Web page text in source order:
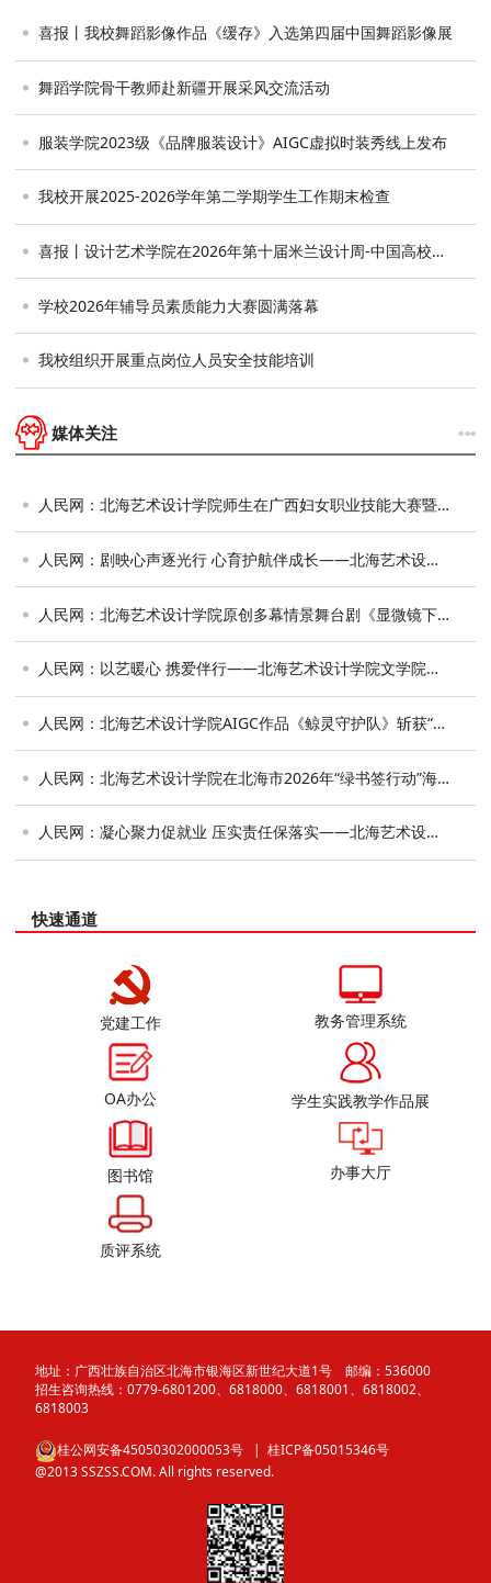
喜报丨我校舞蹈影像作品《缓存》入选第四届中国舞蹈影像展
舞蹈学院骨干教师赴新疆开展采风交流活动
服装学院2023级《品牌服装设计》AIGC虚拟时装秀线上发布
我校开展2025-2026学年第二学期学生工作期末检查
喜报丨设计艺术学院在2026年第十届米兰设计周-中国高校设计学科师生优秀作品展获佳绩
学校2026年辅导员素质能力大赛圆满落幕
我校组织开展重点岗位人员安全技能培训
媒体关注 ···
人民网：北海艺术设计学院师生在广西妇女职业技能大赛暨第二届全国巾帼家政服务职业···
人民网：剧映心声逐光行 心育护航伴成长——北海艺术设计学院举办2026年大学生心理···
人民网：北海艺术设计学院原创多幕情景舞台剧《显微镜下的身躯——毛江森院士》获好评
人民网：以艺暖心 携爱伴行——北海艺术设计学院文学院党支部走进北海特殊教育学校···
人民网：北海艺术设计学院AIGC作品《鲸灵守护队》斩获“国潮奔AI・马跃山河”AI春晚···
人民网：北海艺术设计学院在北海市2026年“绿书签行动”海报设计征集活动中获佳绩
人民网：凝心聚力促就业 压实责任保落实——北海艺术设计学院召开2026届毕业生就业···
快速通道
党建工作 教务管理系统
OA办公 学生实践教学作品展
图书馆 办事大厅
质评系统
地址：广西壮族自治区北海市银海区新世纪大道1号 邮编：536000
招生咨询热线：0779-6801200、6818000、6818001、6818002、
6818003
桂公网安备45050302000053号
| 桂ICP备05015346号
@2013 SSZSS.COM. All rights reserved.